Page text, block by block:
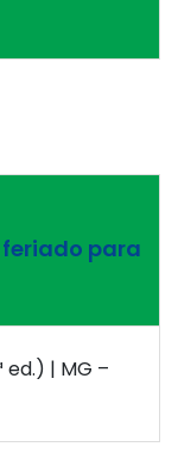
para
ed.) | MG –